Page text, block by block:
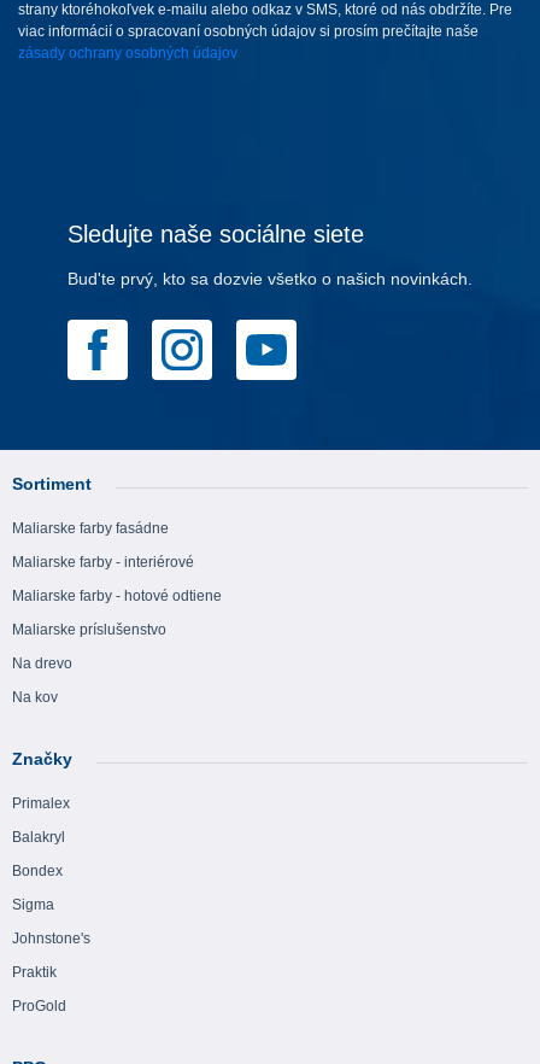
strany ktoréhokoľvek e-mailu alebo odkaz v SMS, ktoré od nás obdržíte. Pre
viac informácií o spracovaní osobných údajov si prosím prečítajte naše
zásady ochrany osobných údajov
Sledujte naše sociálne siete
Bud'te prvý, kto sa dozvie všetko o našich novinkách.
Sortiment
Maliarske farby fasádne
Maliarske farby - interiérové
Maliarske farby - hotové odtiene
Maliarske príslušenstvo
Na drevo
Na kov
Značky
Primalex
Balakryl
Bondex
Sigma
Johnstone's
Praktik
ProGold